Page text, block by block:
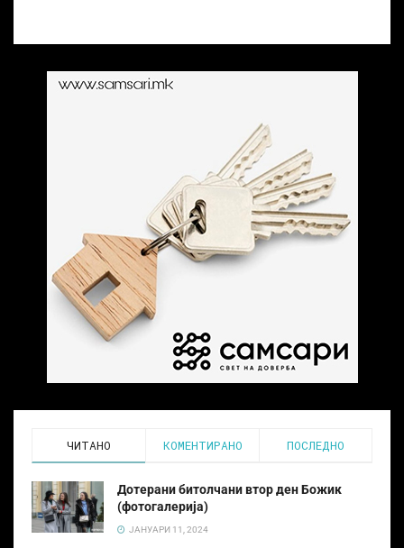
ЧИТАНО КОМЕНТИРАНО ПОСЛЕДНО
Дотерани битолчани втор ден Божик
(фотогалерија)
ЈАНУАРИ 11, 2024